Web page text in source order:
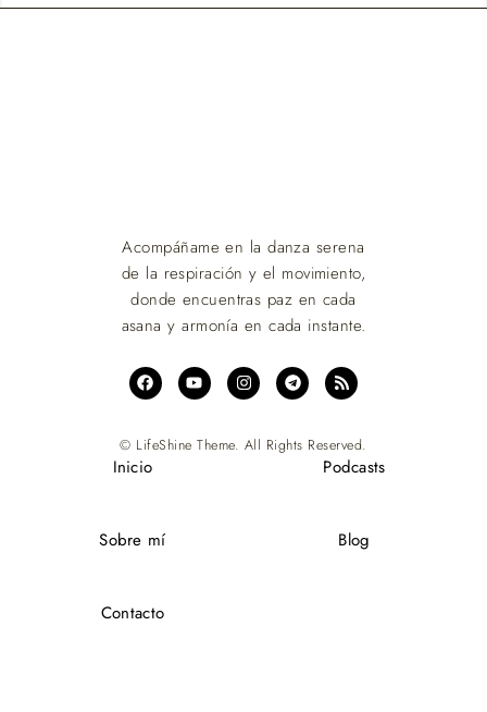
Acompáñame en la danza serena
de la respiración y el movimiento,
donde encuentras paz en cada
asana y armonía en cada instante.
© LifeShine Theme. All Rights Reserved.
Inicio
Sobre mí
Contacto
Podcasts
Blog